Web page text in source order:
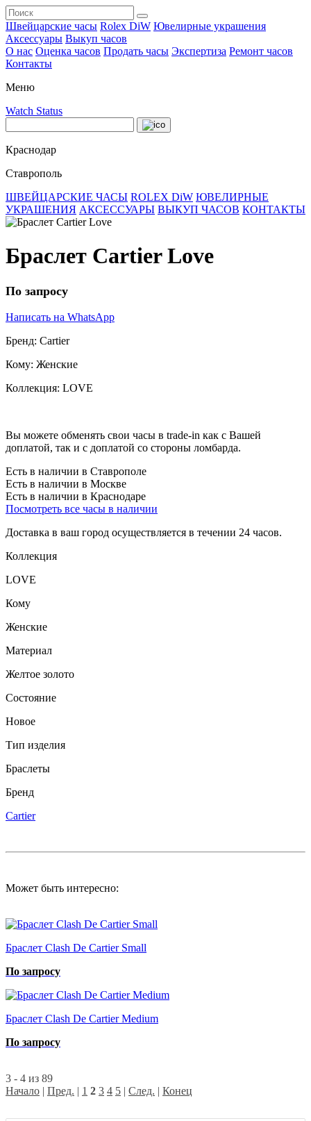
Швейцарские часы Rolex DiW Ювелирные украшения
Аксессуары Выкуп часов
О нас Оценка часов Продать часы Экспертиза Ремонт часов
Контакты
Меню
Watch Status
Краснодар
Ставрополь
ШВЕЙЦАРСКИЕ ЧАСЫ ROLEX DiW ЮВЕЛИРНЫЕ
УКРАШЕНИЯ АКСЕССУАРЫ ВЫКУП ЧАСОВ КОНТАКТЫ
Браслет Cartier Love
По запросу
Написать на WhatsApp
Бренд: Cartier
Кому: Женские
Коллекция: LOVE
Вы можете обменять свои часы в trade-in как с Вашей
доплатой, так и с доплатой со стороны ломбарда.
Есть в наличии в Ставрополе
Есть в наличии в Москве
Есть в наличии в Краснодаре
Посмотреть все часы в наличии
Доставка в ваш город осуществляется в течении 24 часов.
Коллекция
LOVE
Кому
Женские
Материал
Желтое золото
Состояние
Новое
Тип изделия
Браслеты
Бренд
Cartier
Может быть интересно:
Браслет Clash De Cartier Small
По запросу
Браслет Clash De Cartier Medium
По запросу
3 - 4 из 89
Начало | Пред. | 1 2 3 4 5 | След. | Конец